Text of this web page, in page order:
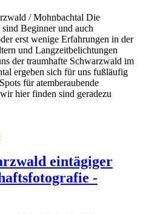
/ Mohnbachtal Die
Beginner und auch
erst wenige Erfahrungen in der
und Langzeitbelichtungen
der traumhafte Schwarzwald im
ergeben sich für uns fußläufig
für atemberaubende
hier finden sind geradezu
eintägiger
-